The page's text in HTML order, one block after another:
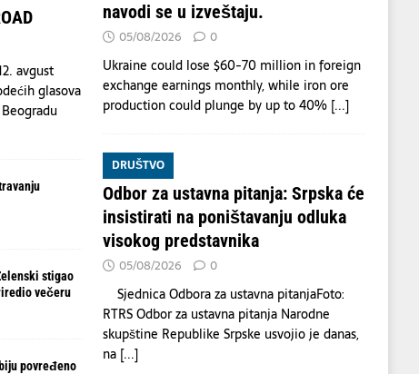
avgust
glasova
stigao
večeru
povređeno
navodi se u izveštaju.
05/08/2026 0
Ukraine could lose $60-70 million in foreign
exchange earnings monthly, while iron ore
production could plunge by up to 40% [...]
DRUŠTVO
Odbor za ustavna pitanja: Srpska će
insistirati na poništavanju odluka
visokog predstavnika
05/08/2026 0
Sjednica Odbora za ustavna pitanjaFoto:
RTRS Odbor za ustavna pitanja Narodne
skupštine Republike Srpske usvojio je danas,
na [...]